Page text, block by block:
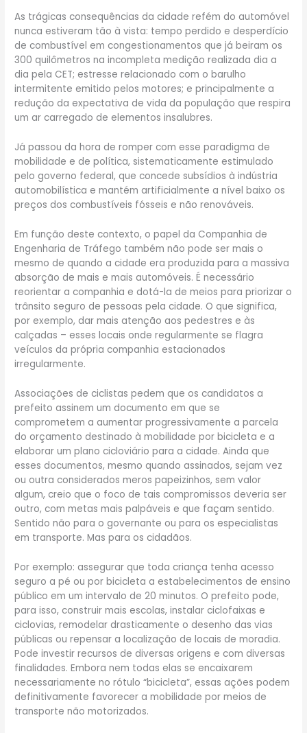
As trágicas consequências da cidade refém do automóvel
nunca estiveram tão à vista: tempo perdido e desperdício
de combustível em congestionamentos que já beiram os
300 quilômetros na incompleta medição realizada dia a
dia pela CET; estresse relacionado com o barulho
intermitente emitido pelos motores; e principalmente a
redução da expectativa de vida da população que respira
um ar carregado de elementos insalubres.
Já passou da hora de romper com esse paradigma de
mobilidade e de política, sistematicamente estimulado
pelo governo federal, que concede subsídios à indústria
automobilística e mantém artificialmente a nível baixo os
preços dos combustíveis fósseis e não renováveis.
Em função deste contexto, o papel da Companhia de
Engenharia de Tráfego também não pode ser mais o
mesmo de quando a cidade era produzida para a massiva
absorção de mais e mais automóveis. É necessário
reorientar a companhia e dotá-la de meios para priorizar o
trânsito seguro de pessoas pela cidade. O que significa,
por exemplo, dar mais atenção aos pedestres e às
calçadas – esses locais onde regularmente se flagra
veículos da própria companhia estacionados
irregularmente.
Associações de ciclistas pedem que os candidatos a
prefeito assinem um documento em que se
comprometem a aumentar progressivamente a parcela
do orçamento destinado à mobilidade por bicicleta e a
elaborar um plano cicloviário para a cidade. Ainda que
esses documentos, mesmo quando assinados, sejam vez
ou outra considerados meros papeizinhos, sem valor
algum, creio que o foco de tais compromissos deveria ser
outro, com metas mais palpáveis e que façam sentido.
Sentido não para o governante ou para os especialistas
em transporte. Mas para os cidadãos.
Por exemplo: assegurar que toda criança tenha acesso
seguro a pé ou por bicicleta a estabelecimentos de ensino
público em um intervalo de 20 minutos. O prefeito pode,
para isso, construir mais escolas, instalar ciclofaixas e
ciclovias, remodelar drasticamente o desenho das vias
públicas ou repensar a localização de locais de moradia.
Pode investir recursos de diversas origens e com diversas
finalidades. Embora nem todas elas se encaixarem
necessariamente no rótulo “bicicleta”, essas ações podem
definitivamente favorecer a mobilidade por meios de
transporte não motorizados.